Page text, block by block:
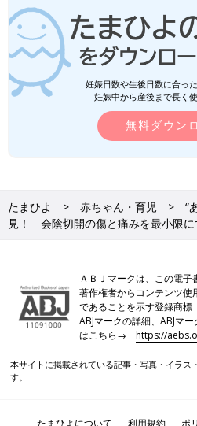
妊娠日数や生後日数に合っ
妊娠中から産後まで長く
無料ダウン
たまひよ 赤ちゃん・育児
“
見！ 会陰切開の傷と痛みを最小限に
ＡＢＪマークは、この電子
著作権者からコンテンツ使
であることを示す登録商標
ABJマークの詳細、ABJマ
はこちら→https://
本サイトに掲載されている記事・写真・イラス
す。
たまひよについて 利用規約 ポ